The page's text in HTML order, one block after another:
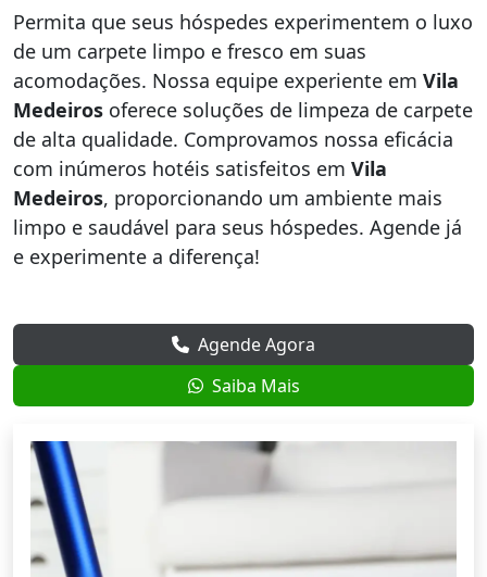
Permita que seus hóspedes experimentem o luxo
de um carpete limpo e fresco em suas
acomodações. Nossa equipe experiente em Vila
Medeiros oferece soluções de limpeza de carpete
de alta qualidade. Comprovamos nossa eficácia
com inúmeros hotéis satisfeitos em Vila
Medeiros, proporcionando um ambiente mais
limpo e saudável para seus hóspedes. Agende já
e experimente a diferença!
Agende Agora
Saiba Mais